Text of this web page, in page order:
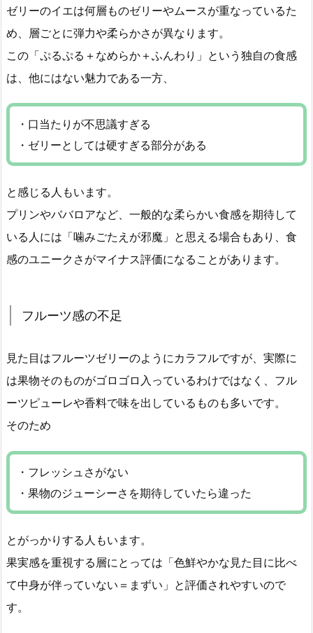
ゼリーのイエは何層ものゼリーやムースが重なっているた
め、層ごとに弾力や柔らかさが異なります。
この「ぷるぷる＋なめらか＋ふんわり」という独自の食感
は、他にはない魅力である一方、
・口当たりが不思議すぎる
・ゼリーとしては硬すぎる部分がある
と感じる人もいます。
プリンやババロアなど、一般的な柔らかい食感を期待して
いる人には「噛みごたえが邪魔」と思える場合もあり、食
感のユニークさがマイナス評価になることがあります。
フルーツ感の不足
見た目はフルーツゼリーのようにカラフルですが、実際に
は果物そのものがゴロゴロ入っているわけではなく、フル
ーツピューレや香料で味を出しているものも多いです。
そのため
・フレッシュさがない
・果物のジューシーさを期待していたら違った
とがっかりする人もいます。
果実感を重視する層にとっては「色鮮やかな見た目に比べ
て中身が伴っていない＝まずい」と評価されやすいので
す。